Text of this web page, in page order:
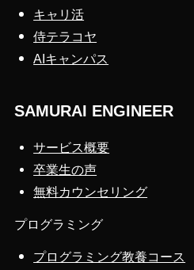
キャリ活
侍テラコヤ
AIキャンパス
SAMURAI ENGINEER
サービス概要
卒業生の声
無料カウンセリング
プログラミング
プログラミング教養コース